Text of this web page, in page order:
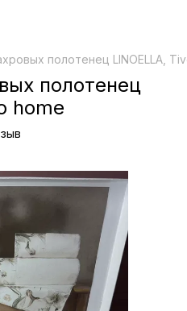
полотенец LINOELLA,
полотенец
home